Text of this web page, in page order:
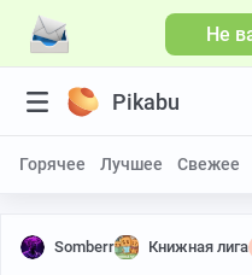
Не
Pikabu
Горячее Лучшее Свежее
Somberr Книжная лига